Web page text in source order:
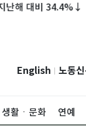
비 34.4%↓ [부
English 노동
생활ㆍ문화 연예